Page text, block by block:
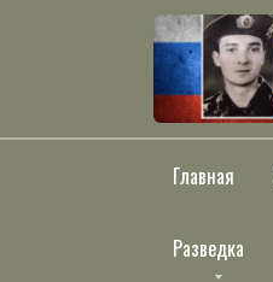
Главная
Разведка